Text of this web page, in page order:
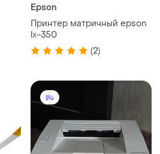
Epson
Принтер матричный epson
lx-350
(2)